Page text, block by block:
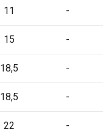
11 -
15 -
18,5 -
18,5 -
22 -